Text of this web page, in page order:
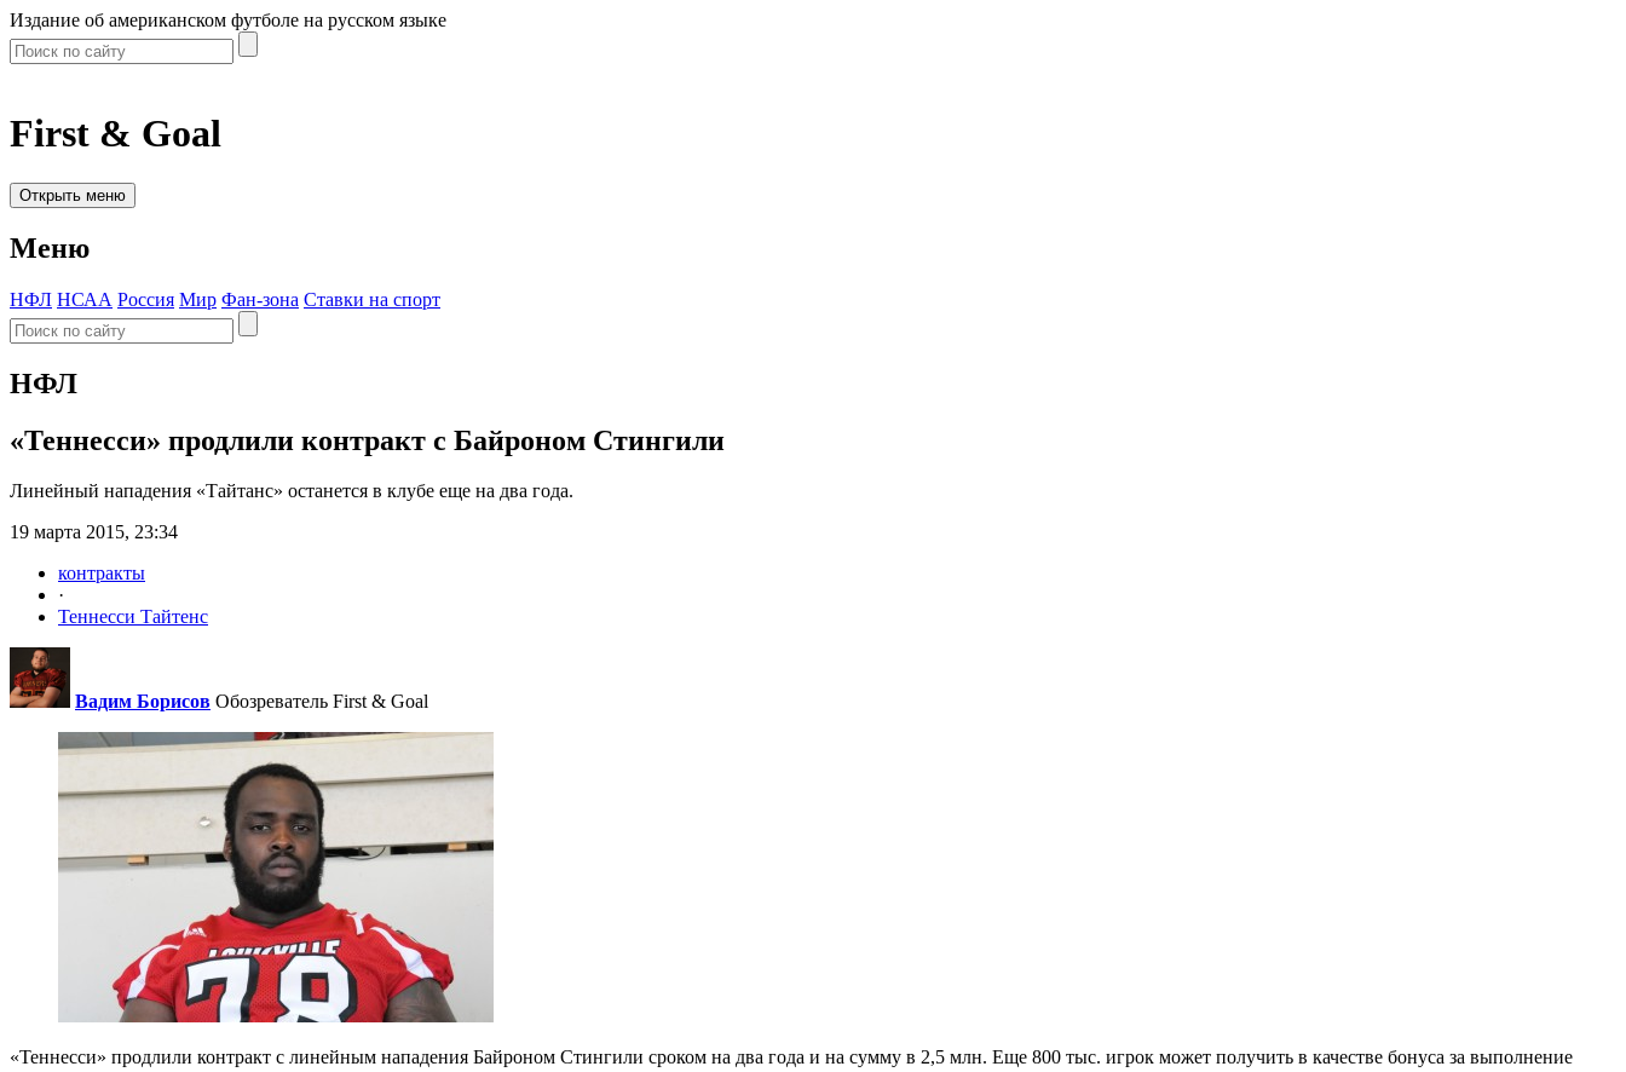
Издание об американском футболе на русском языке
First & Goal
Открыть меню
Меню
НФЛ НСАА Россия Мир Фан-зона Ставки на спорт
НФЛ
«Теннесси» продлили контракт с Байроном Стингили
Линейный нападения «Тайтанс» останется в клубе еще на два года.
19 марта 2015, 23:34
контракты
·
Теннесси Тайтенс
Вадим Борисов Обозреватель First & Goal
«Теннесси» продлили контракт с линейным нападения Байроном Стингили сроком на два года и на сумму в 2,5 млн. Еще 800 тыс. игрок может получить в качестве бонуса за выполнение